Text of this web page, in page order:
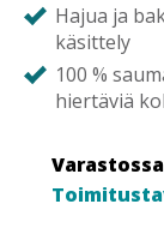
Hajua ja
käsittely
100 %
hiertäviä